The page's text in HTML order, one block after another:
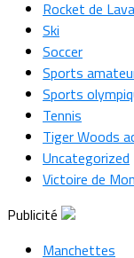
Rocket de
Ski
Soccer
Sports
Sports
Tennis
Tiger Woods
Uncategorized
Victoire de
Publicité
Manchettes